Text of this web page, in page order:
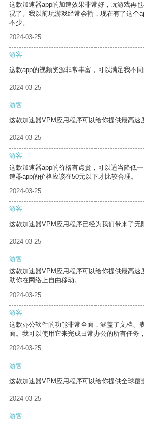
这款加速器app的加速效果非常好，玩游戏再
况了。我以前玩游戏经常会输，现在有了这个
不少。
2024-03-25
游客
这款app的视频资源非常丰富，可以满足我不同
2024-03-25
游客
这款加速器VPM应用程序可以给你提供最高速
2024-03-25
游客
这款加速器app的价格有点贵，可以适当降低
速器app的价格应该在50元以下才比较合理。
2024-03-25
游客
这款加速器VPM应用程序已经为我们带来了无
2024-03-25
游客
这款加速器VPM应用程序可以给你提供最高速
助你在网络上自由移动。
2024-03-25
游客
这款办公软件的功能非常全面，涵盖了文档、
面。我可以使用它来完成日常办公的所有任务
2024-03-25
游客
这款加速器VPM应用程序可以给你提供全球覆
2024-03-25
游客